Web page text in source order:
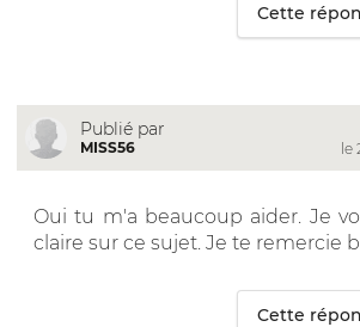
Cette
Publié par
MISS56
le
Oui tu m'a beaucoup aider. Je
claire sur ce sujet. Je te remercie
Cette